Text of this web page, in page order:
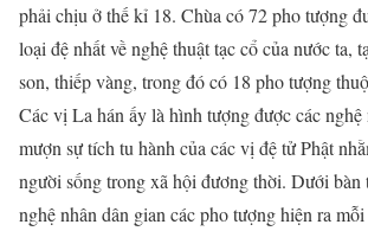
phải chịu ở thế kỉ 18. Chùa có 72 pho tượng
loại đệ nhất về nghệ thuật tạc cổ của nước ta,
son, thiếp vàng, trong đó có 18 pho tượng
Các vị La hán ấy là hình tượng được các nghệ
mượn sự tích tu hành của các vị đệ tử Phật
người sống trong xã hội đương thời. Dưới bàn
nghệ nhân dân gian các pho tượng hiện ra